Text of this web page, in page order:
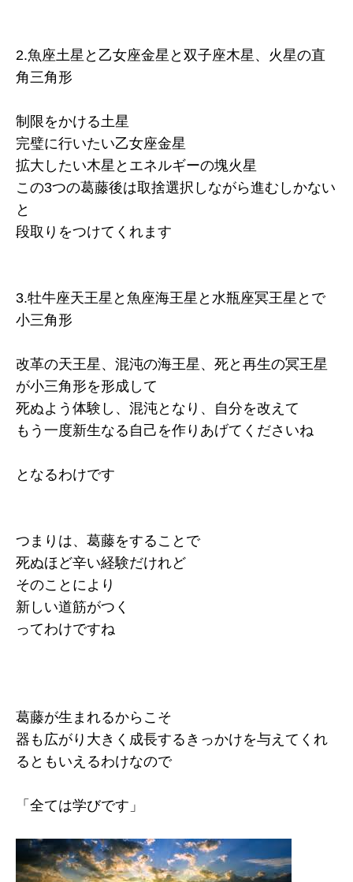
2.魚座土星と乙女座金星と双子座木星、火星の直
角三角形
制限をかける土星
完璧に行いたい乙女座金星
拡大したい木星とエネルギーの塊火星
この3つの葛藤後は取捨選択しながら進むしかない
と
段取りをつけてくれます
3.牡牛座天王星と魚座海王星と水瓶座冥王星とで
小三角形
改革の天王星、混沌の海王星、死と再生の冥王星
が小三角形を形成して
死ぬよう体験し、混沌となり、自分を改えて
もう一度新生なる自己を作りあげてくださいね
となるわけです
つまりは、葛藤をすることで
死ぬほど辛い経験だけれど
そのことにより
新しい道筋がつく
ってわけですね
葛藤が生まれるからこそ
器も広がり大きく成長するきっかけを与えてくれ
るともいえるわけなので
「全ては学びです」